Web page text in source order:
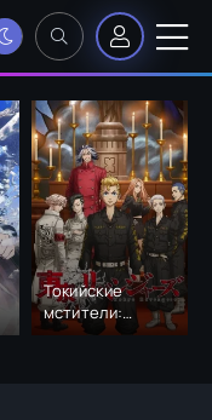
Токийские
мстители:
Поднебесье (3